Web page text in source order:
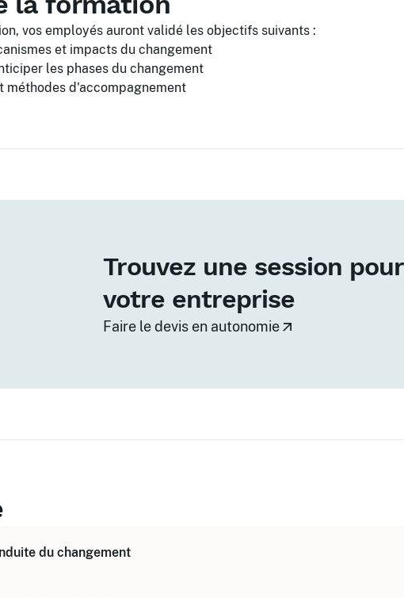
vos employés auront validé les objectifs suivants :
et impacts du changement
les phases du changement
méthodes d'accompagnement
Trouvez une session pour
votre entreprise
Faire le devis en autonomie
du changement